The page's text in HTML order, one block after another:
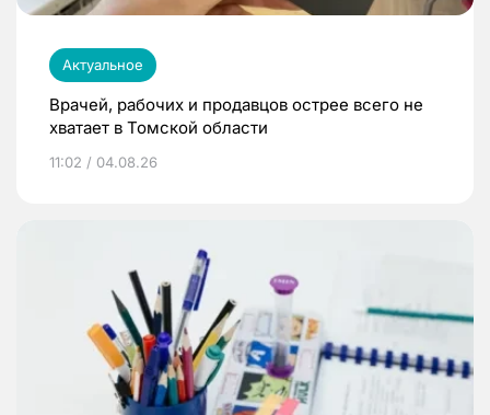
Актуальное
Врачей, рабочих и продавцов острее всего не
хватает в Томской области
11:02 / 04.08.26